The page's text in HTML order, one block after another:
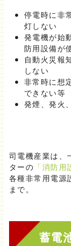
停電時に非
灯しない
発電機が始
防用設備が
自動火災報
しない
非常時に想
できない等
発煙、発火
司電機産業は
ターの 「消防
各種非常用電源
まで。
蓄電